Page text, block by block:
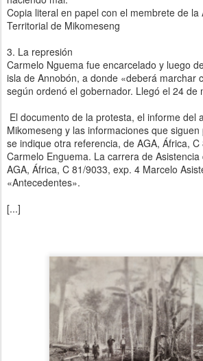
Copia literal en papel con el membrete de la
Territorial de Mikomeseng
3. La represión
Carmelo Nguema fue encarcelado y luego
isla de Annobón, a donde «deberá marchar
según ordenó el gobernador. Llegó el 24 de
El documento de la protesta, el informe del
Mikomeseng y las informaciones que
se indique otra referencia, de AGA, África,
Carmelo Enguema. La carrera de
AGA, África, C 81/9033, exp. 4 Marcelo
«Antecedentes».
[...]